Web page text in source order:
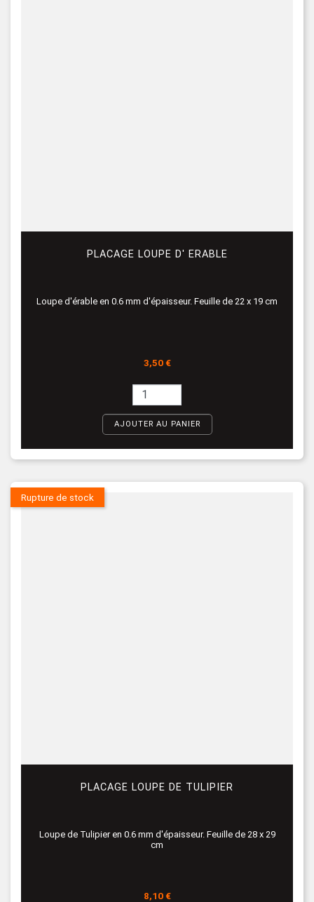
PLACAGE LOUPE D' ERABLE
Loupe d'érable en 0.6 mm d'épaisseur. Feuille de 22 x 19 cm
Prix
3,50 €
AJOUTER AU PANIER
PLACAGE LOUPE DE TULIPIER
Loupe de Tulipier en 0.6 mm d'épaisseur. Feuille de 28 x 29
cm
Prix
8,10 €
Rupture de stock